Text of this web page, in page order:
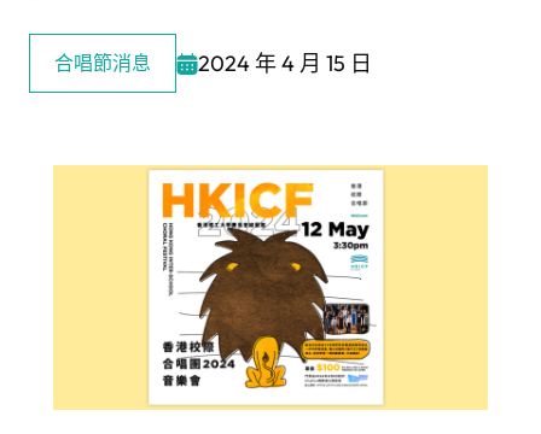
合唱節消息 2024 年 4 月 15 日